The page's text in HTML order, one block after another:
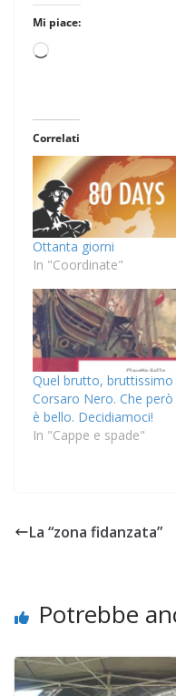
Mi piace:
Caricamento
Correlati
Ottanta giorni
In "Coordinate"
Quel brutto, bruttissimo
Corsaro Nero. Che però
è bello. Decidiamoci!
In "Cappe e spade"
La “zona fidanzata”
Potrebbe